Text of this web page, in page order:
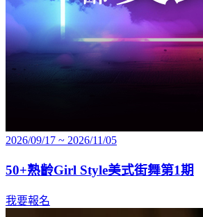
2026/09/17 ~ 2026/11/05
50+熟齡Girl Style美式街舞第1期
我要報名